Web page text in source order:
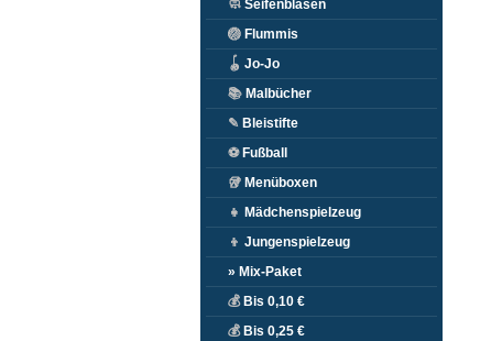
🧼 Seifenblasen
🏐 Flummis
🪀 Jo-Jo
📚 Malbücher
✎ Bleistifte
⚽Fußball
🥡 Menüboxen
👧 Mädchenspielzeug
👦 Jungenspielzeug
» Mix-Paket
💰Bis 0,10 €
💰Bis 0,25 €